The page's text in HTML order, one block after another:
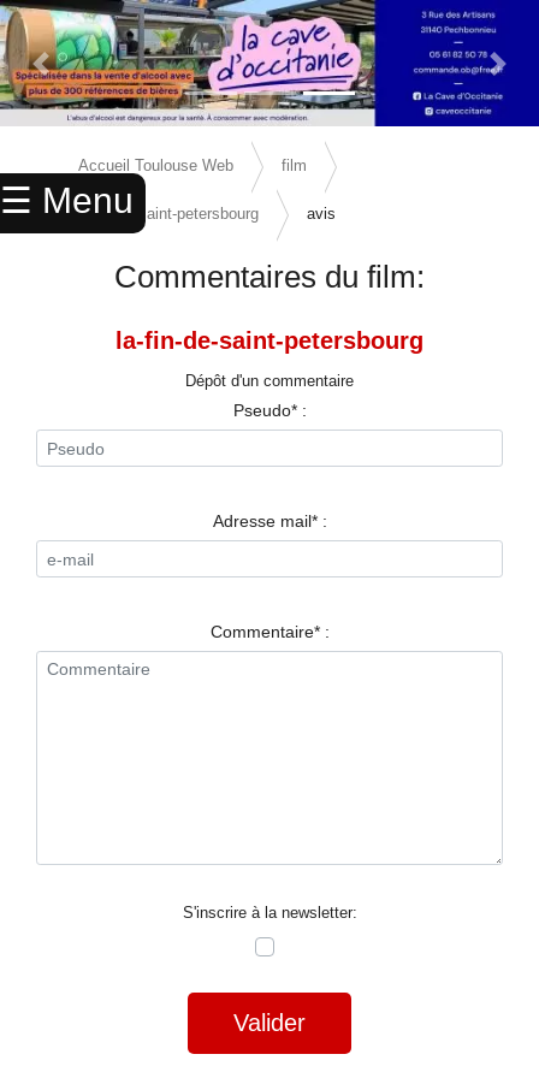
☰ Menu
× ACCUEIL
ANNUAIRE
SPORTS
RESTAURANTS
NUIT
Previous Slide Next
Accueil Toulouse Web film
la-fin-de-saint-petersbourg avis
Commentaires du film:
la-fin-de-saint-petersbourg
Dépôt d'un commentaire
Pseudo* :
Adresse mail* :
Commentaire* :
S'inscrire à la newsletter:
Valider